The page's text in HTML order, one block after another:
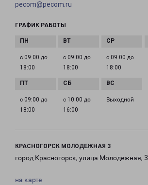
pecom@pecom.ru
ГРАФИК РАБОТЫ
с 09:00 до
18:00
с 09:00 до
18:00
с 09:00 до
18:00
с 09:00 до
18:00
с 10:00 до
16:00
Выходной
КРАСНОГОРСК МОЛОДЕЖНАЯ 3
город Красногорск, улица Молодежная, 3
на карте